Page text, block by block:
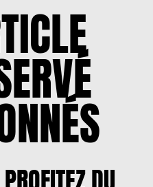
rendre au commi...